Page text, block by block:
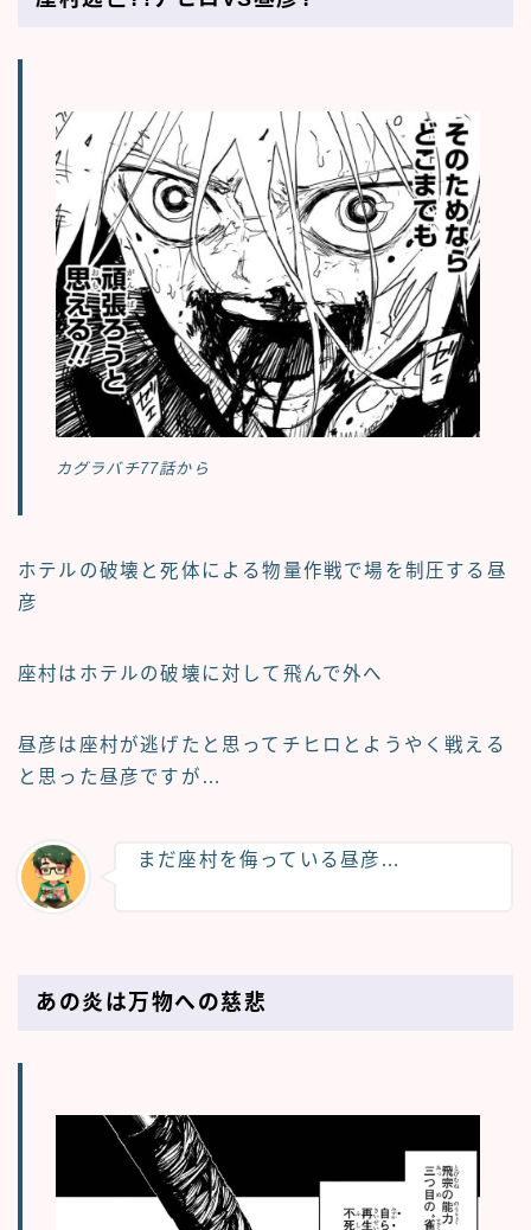
カグラバチ77話から
ホテルの破壊と死体による物量作戦で場を制圧する昼
彦
座村はホテルの破壊に対して飛んで外へ
昼彦は座村が逃げたと思ってチヒロとようやく戦える
と思った昼彦ですが…
まだ座村を侮っている昼彦…
あの炎は万物への慈悲